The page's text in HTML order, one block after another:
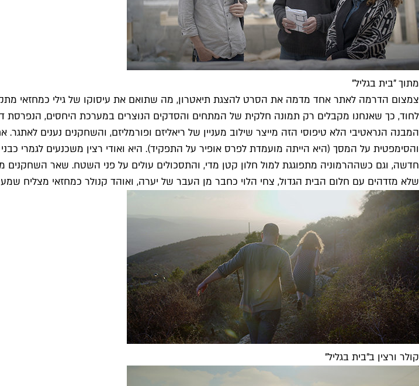
מתוך "בית בגליל"
צמצום הדרמה לאתר אחד מדמה את הסרט להצגת תיאטרון, מה שתואם את עיסוקו של גילי כמחזאי
לחוד, כך שאנחנו מקבלים רק תמונה חלקית של המתחים והסדקים הנוצרים במערכת היחסים, הנפרסת דרך
המבנה הנראטיבי הלא טיפוסי הזה מייצר שילוב מעניין של ריאליזם ופורמליזם, והשחקנים נענים
והסימפטית על המסך (היא הייתה מועמדת לפרס אופיר על התפקיד). היא ואודי רצין משכנעים לגמרי
חדשה, וגם כשההרמוניה מתפוגגת למול חלון קטן מדי, והתסכולים עולים על פני השטח. שאר השחקנים
שלא מזדהים עם חלום הבית הגדול, צחי הלוי כחבר מן העבר של יערה, ואוהד קנולר כמחזאי מצליח
קולר ורצין ב"בית בגליל"